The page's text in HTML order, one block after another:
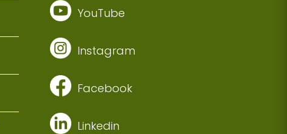
YouTube
Instagram
Facebook
Linkedin